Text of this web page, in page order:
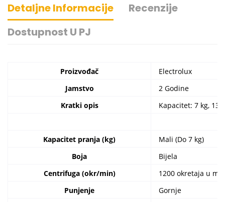
Detaljne Informacije
Recenzije
Dostupnost U PJ
Proizvođač
Electrolux
Jamstvo
2 Godine
Kratki opis
Kapacitet: 7 kg,
Kapacitet pranja (kg)
Mali (Do 7 kg)
Boja
Bijela
Centrifuga (okr/min)
1200 okretaja u
Punjenje
Gornje